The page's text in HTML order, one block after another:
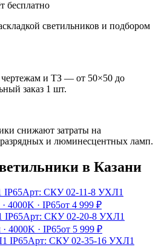
бесплатно
светильников и подбором
и ТЗ — от 50×50 до
заказ 1 шт.
снижают затраты на
и люминесцентных ламп.
в Казани
IP65Арт: СКУ 02-11-8 УХЛ1
· 4000K · IP65от 4 999 ₽
IP65Арт: СКУ 02-20-8 УХЛ1
· 4000K · IP65от 5 999 ₽
IP65Арт: СКУ 02-35-16 УХЛ1